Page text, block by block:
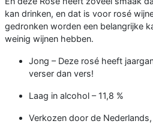
kan drinken, en dat is voor rosé
gedronken worden een belangrijke
weinig wijnen hebben.
Jong – Deze rosé heeft
verser dan vers!
Laag in alcohol – 11,8 %
Verkozen door de